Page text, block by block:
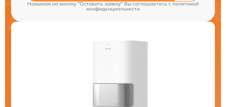
Нажимая на кнопку "Оставить заявку" Вы соглашаетесь cполитикой
конфиденциальности